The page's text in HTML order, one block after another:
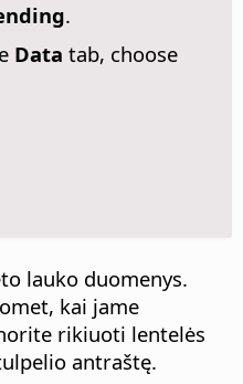
.
Data tab, choose
lauko duomenys.
kai jame
rikiuoti lentelės
antraštę.